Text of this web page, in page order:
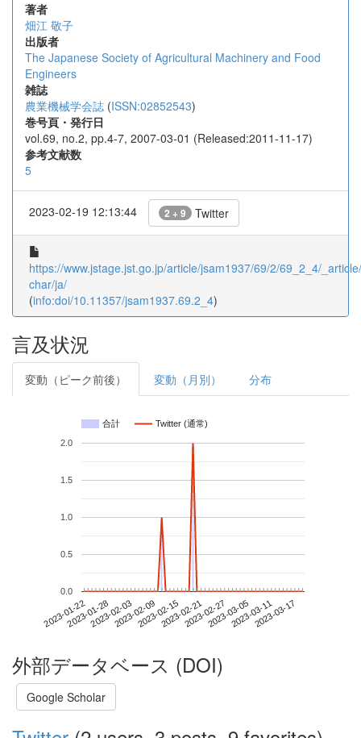
著者
畑江 敬子
出版者
The Japanese Society of Agricultural Machinery and Food
Engineers
雑誌
農業機械学会誌 (ISSN:02852543)
巻号頁・発行日
vol.69, no.2, pp.4-7, 2007-03-01 (Released:2011-11-17)
参考文献数
5
2023-02-19 12:13:44 2 + 9 Twitter
https://www.jstage.jst.go.jp/article/jsam1937/69/2/69_2_4/
char/ja/
(info:doi/10.11357/jsam1937.69.2_4)
言及状況
変動（ピーク前後） 変動（月別） 分布
合計 Twitter (通常)
2023-01-222023-01-282023-02-032023-02-092023-02-152023-02-212023-02-272023-03-052023-03-112023-03-17
0.0
0.5
1.0
1.5
2.0
外部データベース (DOI)
Google Scholar